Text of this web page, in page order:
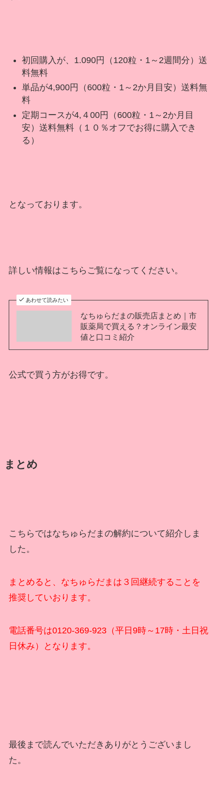
初回購入が、 1.090円（120粒・1～2週間分）送
料無料
単品が4,900円（600粒・1～2か月目安）送料無
料
定期コースが4,４00円（600粒・1～2か月目
安）送料無料（１０％オフでお得に購入でき
る）
となっております。
詳しい情報はこちらご覧になってください。
あわせて読みたい
なちゅらだまの販売店まとめ｜市
販薬局で買える？オンライン最安
値と口コミ紹介
公式で買う方がお得です。
まとめ
こちらではなちゅらだまの解約について紹介しま
した。
まとめると、なちゅらだまは３回継続することを
推奨していおります。
電話番号は0120-369-923（平日9時～17時・土日祝
日休み）となります。
最後まで読んでいただきありがとうございまし
た。